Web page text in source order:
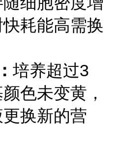
耗能高需换
培养超过3
色未变黄，
换新的营